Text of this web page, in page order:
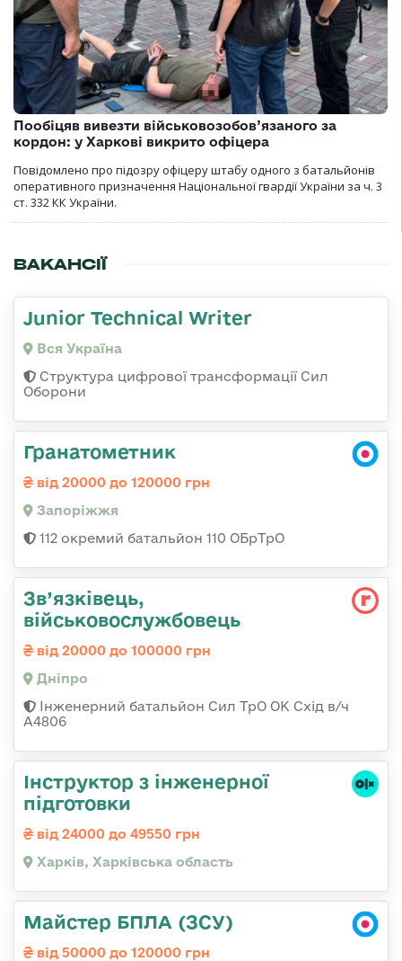
Пообіцяв вивезти військовозобов’язаного за
кордон: у Харкові викрито офіцера
Повідомлено про підозру офіцеру штабу одного з батальйонів
оперативного призначення Національної гвардії України за ч. 3
ст. 332 КК України.
ВАКАНСІЇ
Junior Technical Writer
Вся Україна
Структура цифрової трансформації Сил
Оборони
Гранатометник
від 20000 до 120000 грн
Запоріжжя
112 окремий батальйон 110 ОБрТрО
Зв’язківець,
військовослужбовець
від 20000 до 100000 грн
Дніпро
Інженерний батальйон Сил ТрО ОК Схід в/ч
А4806
Інструктор з інженерної
підготовки
від 24000 до 49550 грн
Харків, Харківська область
Майстер БПЛА (ЗСУ)
від 50000 до 120000 грн